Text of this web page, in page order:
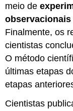
meio de
observacionais
Finalmente, os
cientistas
O método
últimas etapas
etapas
Cientistas